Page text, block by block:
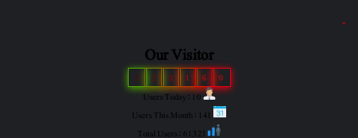
"
Our Visitor
0
6
1
3
2
3
Users Today : 10